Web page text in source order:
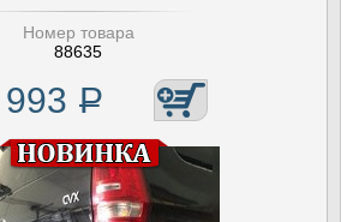
Номер товара
88635
Р